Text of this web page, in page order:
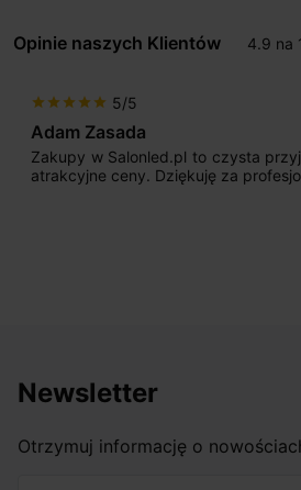
Opinie naszych Klientów 4.9 na
star star star star star 5/5
Adam Zasada
Zakupy w Salonled.pl to czysta
atrakcyjne ceny. Dziękuję za
Newsletter
Otrzymuj informację o